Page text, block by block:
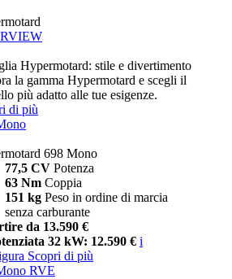
Hypermotard: stile e divertimento
la gamma Hypermotard e scegli il
più adatto alle tue esigenze.
di più
698 Mono
77,5 CV Potenza
63 Nm Coppia
151 kg Peso in ordine di marcia
senza carburante
da 13.590 €
32 kW: 12.590 € i
Scopri di più
RVE